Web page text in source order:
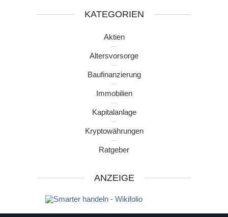
KATEGORIEN
Aktien
Altersvorsorge
Baufinanzierung
Immobilien
Kapitalanlage
Kryptowährungen
Ratgeber
ANZEIGE